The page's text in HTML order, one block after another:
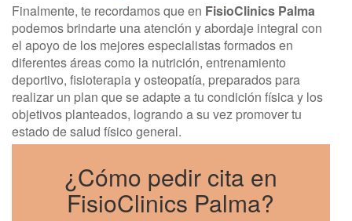
Finalmente, te recordamos que en FisioClinics Palma
podemos brindarte una atención y abordaje integral con
el apoyo de los mejores especialistas formados en
diferentes áreas como la nutrición, entrenamiento
deportivo, fisioterapia y osteopatía, preparados para
realizar un plan que se adapte a tu condición física y los
objetivos planteados, logrando a su vez promover tu
estado de salud físico general.
¿Cómo pedir cita en
FisioClinics Palma?